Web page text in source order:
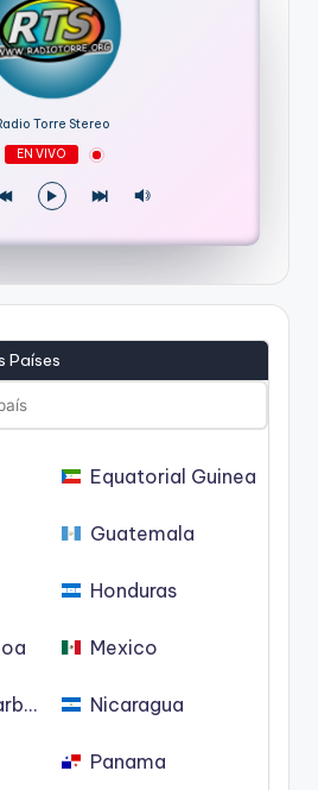
Torre Stereo
EN VIVO
Países
Equatorial Guinea
Guatemala
Honduras
Mexico
Nicaragua
Panama